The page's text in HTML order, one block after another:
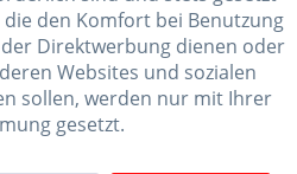
den Komfort bei Benutzung
Direktwerbung dienen oder
Websites und sozialen
sollen, werden nur mit Ihrer
gesetzt.